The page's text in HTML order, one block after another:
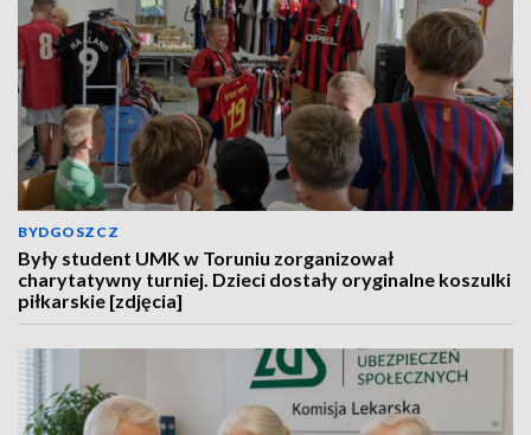
BYDGOSZCZ
Były student UMK w Toruniu zorganizował
charytatywny turniej. Dzieci dostały oryginalne koszulki
piłkarskie [zdjęcia]